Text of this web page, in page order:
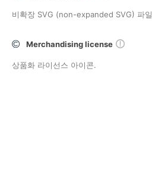
비확장 SVG (non-expanded SVG) 파일
Merchandising license
상품화 라이선스 아이콘.